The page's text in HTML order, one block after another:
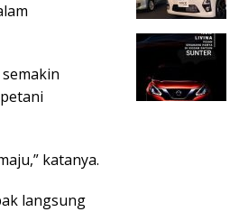
katanya.
langsung